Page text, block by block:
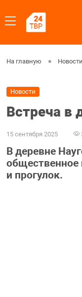
На главную Новости
Новости
Встреча в
15 сентября 2025
В деревне
общественное
и прогулок.